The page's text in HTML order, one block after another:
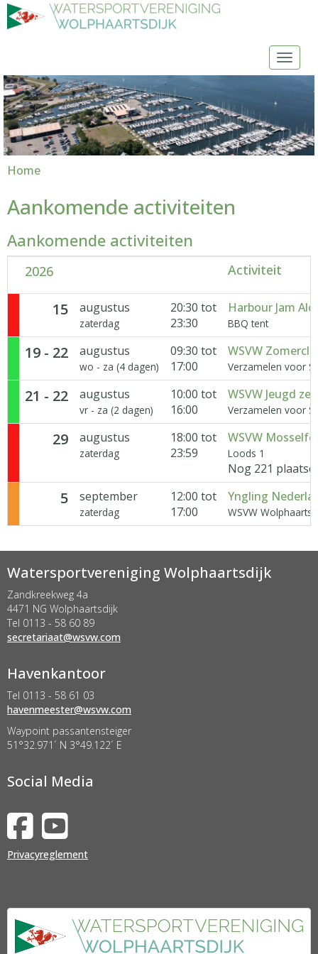
Home
Aankomende activiteiten
Aankomende activiteiten
2026 Activiteit
15 augustus
zaterdag
20:30 tot
23:30
Harbour Jam
BBQ tent
19 - 22 augustus
wo - za (4 dagen)
09:30 tot
17:00
WSVW
Verzamelen voor
21 - 22 augustus
vr - za (2 dagen)
10:00 tot
16:00
WSVW Jeugd
Verzamelen voor
29 augustus
zaterdag
18:00 tot
23:59
WSVW
Loods 1
Nog 221
5 september
zaterdag
12:00 tot
17:00
Yngling
WSVW
Watersportvereniging Wolphaartsdijk
Zandkreekweg 4a
4471 NG Wolphaartsdijk
Tel 0113 - 58 60 89
taairaterces@wsvw.com
Havenkantoor
Tel 0113 - 58 61 03
retseemnevah@wsvw.com
Waypoint passantensteiger
51°32.971´ N 3°49.122´ E
Social Media
Privacyreglement